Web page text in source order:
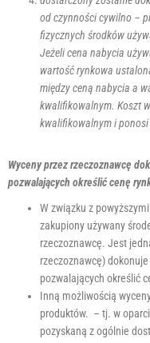
od czynności cywilno –
fizycznych środków
Jeżeli cena nabycia
wartość rynkowa
między ceną nabycia a
kwalifikowalnym. Koszt
kwalifikowalnym i
Wyceny przez rzeczoznawcę
pozwalających określić cenę
W związku z
zakupiony używany
rzeczoznawcę. Jest
rzeczoznawcę)
pozwalających określić
Inną możliwością
produktów. – tj. w
pozyskaną z ogólnie